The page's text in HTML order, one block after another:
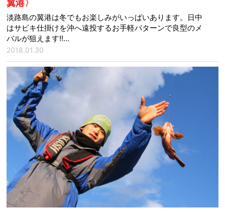
翼港〉
淡路島の翼港は冬でもお楽しみがいっぱいあります。日中
はサビキ仕掛けを沖へ遠投するお手軽パターンで良型のメ
バルが狙えます!!…
2018.01.30